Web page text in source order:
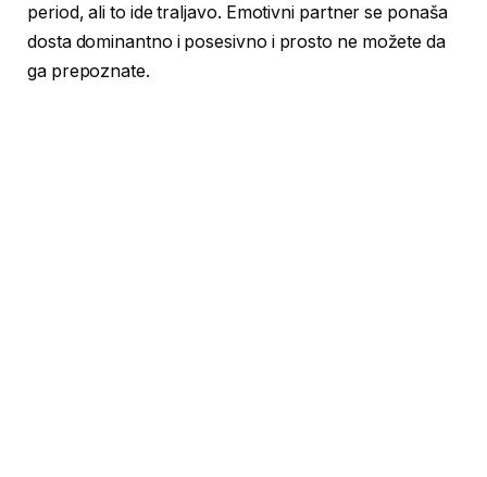
period, ali to ide traljavo. Emotivni partner se ponaša
dosta dominantno i posesivno i prosto ne možete da
ga prepoznate.